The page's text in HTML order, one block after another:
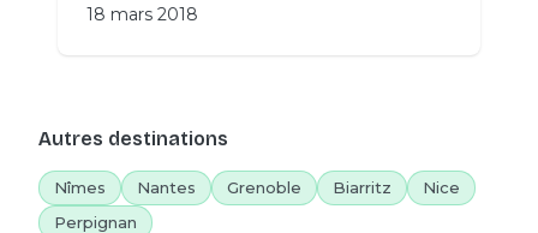
18 mars 2018
Autres destinations
Nîmes Nantes Grenoble Biarritz
Nice
Perpignan